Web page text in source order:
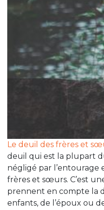
Le deuil des frères et
deuil qui est la plupart
négligé par l’entourage
frères et sœurs. C’est
prennent en compte la
enfants, de l’époux ou